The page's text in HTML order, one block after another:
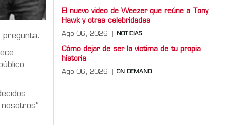
pregunta.
El nuevo video de Weezer que reúne a Tony
Hawk y otras celebridades
Ago 06, 2026 NOTICIAS
Cómo dejar de ser la víctima de tu propia
historia
Ago 06, 2026 ON DEMAND